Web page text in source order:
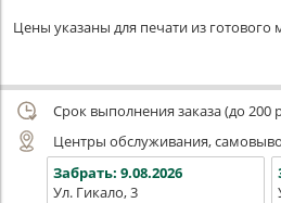
Цены указаны для печати из готового
Срок выполнения заказа (до 200
Центры обслуживания,
Забрать: 9.08.2026
Ул. Гикало, 3